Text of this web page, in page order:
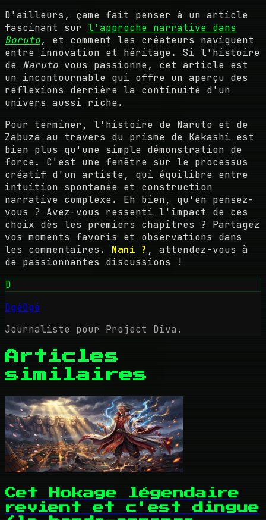
D'ailleurs, çame fait penser à un article
fascinant sur l'approche narrative dans
Boruto, et comment les créateurs naviguent
entre innovation et héritage. Si l'histoire
de Naruto vous passionne, cet article est
un incontournable qui offre un aperçu des
réflexions derrière la continuité d'un
univers aussi riche.
Pour terminer, l'histoire de Naruto et de
Zabuza au travers du prisme de Kakashi est
bien plus qu'une simple démonstration de
force. C'est une fenêtre sur le processus
créatif d'un artiste, qui équilibre entre
intuition spontanée et construction
narrative complexe. Eh bien, qu'en pensez-
vous ? Avez-vous ressenti l'impact de ces
choix dès les premiers chapitres ? Partagez
vos moments favoris et observations dans
les commentaires. Nani ? , attendez-vous à
de passionnantes discussions !
D
DgéDgé
Journaliste pour Project Diva.
Articles
similaires
Cet Hokage légendaire
revient et c'est dingue